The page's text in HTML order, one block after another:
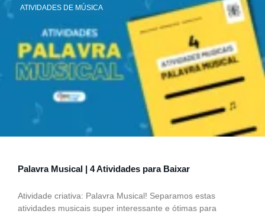
ATIVIDADES DE MÚSICA
Palavra Musical | 4 Atividades para Baixar
Atividade criativa: Palavra Musical! Separamos estas
atividades musicais super interessante e ótimas para